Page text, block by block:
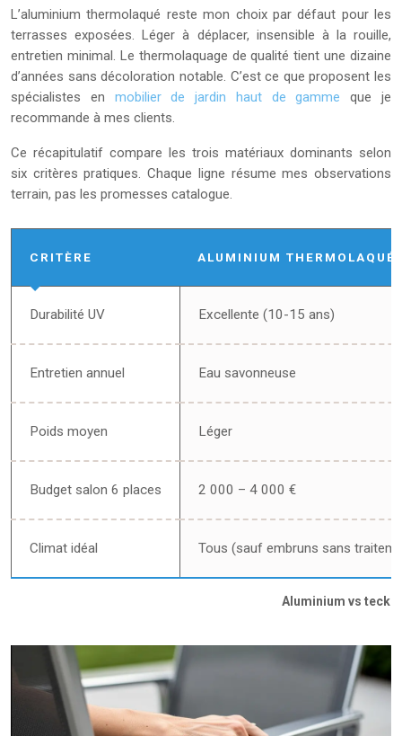
L’aluminium thermolaqué reste mon choix par défaut pour les
terrasses exposées. Léger à déplacer, insensible à la rouille,
entretien minimal. Le thermolaquage de qualité tient une dizaine
d’années sans décoloration notable. C’est ce que proposent les
spécialistes en mobilier de jardin haut de gamme que je
recommande à mes clients.
Ce récapitulatif compare les trois matériaux dominants selon
six critères pratiques. Chaque ligne résume mes observations
terrain, pas les promesses catalogue.
Aluminium vs teck
CRITÈRE ALUMINIUM THERMOLAQUÉ
Durabilité UV Excellente (10-15 ans)
Entretien annuel Eau savonneuse
Poids moyen Léger
Budget salon 6 places 2 000 – 4 000 €
Climat idéal Tous (sauf embruns sans